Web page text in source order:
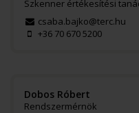
Szkenner értékesítési
csaba.bajko@terc.hu
+36 70 670 5200
Dobos Róbert
Rendszermérnök